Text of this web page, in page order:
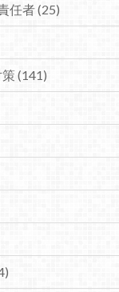
任者(25)
策(141)